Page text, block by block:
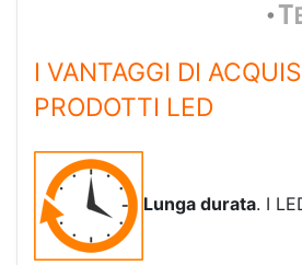
I VANTAGGI DI
PRODOTTI LED
Lunga durata. I